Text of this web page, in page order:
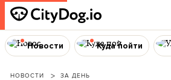
Новости Куда пойти
НОВОСТИ ЗА ДЕНЬ